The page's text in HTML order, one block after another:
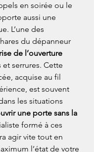
en soirée ou le
aussi une
L’une des
du dépanneur
de l’ouverture
serrures. Cette
acquise au fil
est souvent
les situations
une porte sans la
formé à ces
agir vite tout en
l’état de votre